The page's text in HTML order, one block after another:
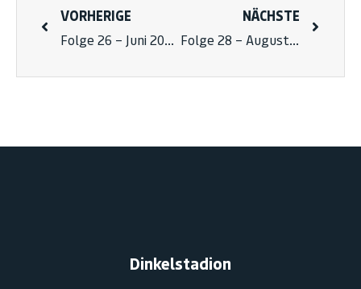
VORHERIGE
Folge 26 – Juni 2023
NÄCHSTE
Folge 28 – August 2023
Dinkelstadion